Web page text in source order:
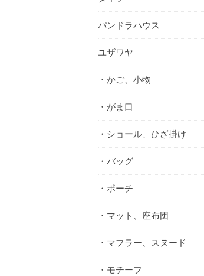
パンドラハウス
ユザワヤ
・かご、小物
・がま口
・ショール、ひざ掛け
・バッグ
・ポーチ
・マット、座布団
・マフラー、スヌード
・モチーフ